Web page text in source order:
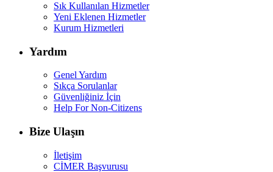
Sık Kullanılan Hizmetler
Yeni Eklenen Hizmetler
Kurum Hizmetleri
Yardım
Genel Yardım
Sıkça Sorulanlar
Güvenliğiniz İçin
Help For Non-Citizens
Bize Ulaşın
İletişim
CİMER Başvurusu